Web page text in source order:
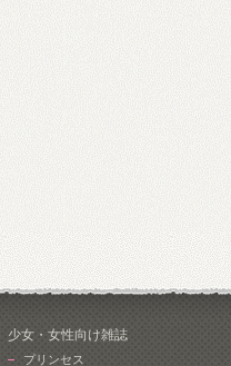
少女・女性向け雑誌
プリンセス